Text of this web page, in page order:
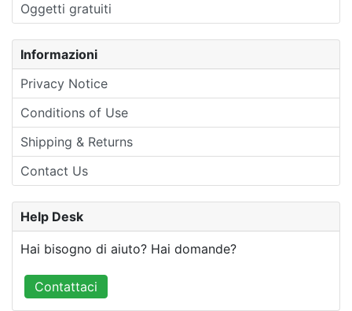
Oggetti gratuiti
Informazioni
Privacy Notice
Conditions of Use
Shipping & Returns
Contact Us
Help Desk
Hai bisogno di aiuto? Hai domande?
Contattaci